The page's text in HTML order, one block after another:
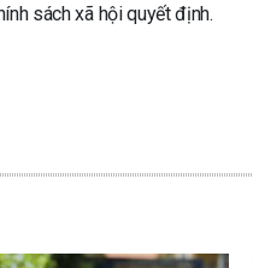
sách xã hội quyết định.